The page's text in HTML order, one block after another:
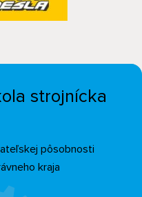
strojnícka
pôsobnosti
kraja